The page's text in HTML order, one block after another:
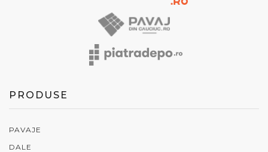
PRODUSE
PAVAJE
DALE